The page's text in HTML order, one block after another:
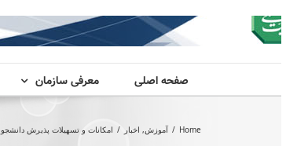
صفحه اصلی معرفی سازمان
Home
/ آموزش, اخبار / امکانات و تسهیلات پذیرش دانشجو